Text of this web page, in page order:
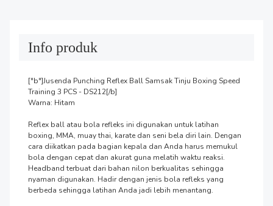
Info produk
["b"]Jusenda Punching Reflex Ball Samsak Tinju Boxing Speed
Training 3 PCS - DS212[/b]
Warna: Hitam
Reflex ball atau bola refleks ini digunakan untuk latihan
boxing, MMA, muay thai, karate dan seni bela diri lain. Dengan
cara diikatkan pada bagian kepala dan Anda harus memukul
bola dengan cepat dan akurat guna melatih waktu reaksi.
Headband terbuat dari bahan nilon berkualitas sehingga
nyaman digunakan. Hadir dengan jenis bola refleks yang
berbeda sehingga latihan Anda jadi lebih menantang.